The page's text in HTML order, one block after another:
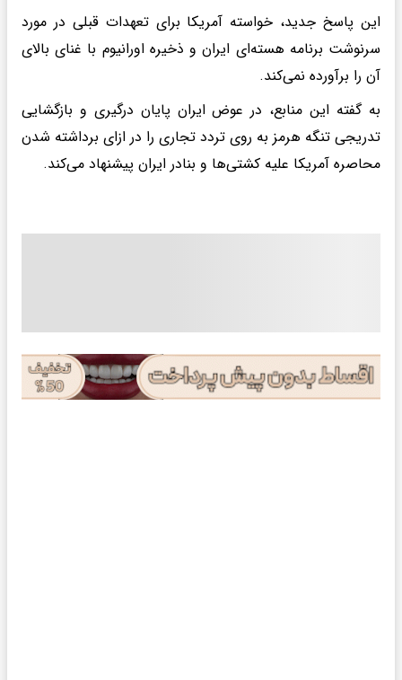
این پاسخ جدید، خواسته آمریکا برای تعهدات قبلی در مورد
سرنوشت برنامه هسته‌ای ایران و ذخیره اورانیوم با غنای بالای
آن را برآورده نمی‌کند.
به گفته این منابع، در عوض ایران پایان درگیری و بازگشایی
تدریجی تنگه هرمز به روی تردد تجاری را در ازای برداشته شدن
محاصره آمریکا علیه کشتی‌ها و بنادر ایران پیشنهاد می‌کند.